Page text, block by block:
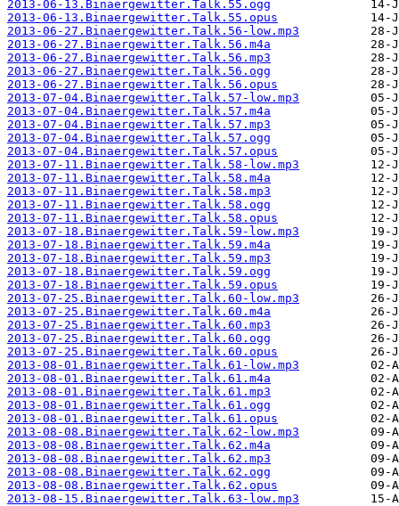
2013-06-13.Binaergewitter.Talk.55.ogg
2013-06-13.Binaergewitter.Talk.55.opus
2013-06-27.Binaergewitter.Talk.56-low.mp3
2013-06-27.Binaergewitter.Talk.56.m4a
2013-06-27.Binaergewitter.Talk.56.mp3
2013-06-27.Binaergewitter.Talk.56.ogg
2013-06-27.Binaergewitter.Talk.56.opus
2013-07-04.Binaergewitter.Talk.57-low.mp3
2013-07-04.Binaergewitter.Talk.57.m4a
2013-07-04.Binaergewitter.Talk.57.mp3
2013-07-04.Binaergewitter.Talk.57.ogg
2013-07-04.Binaergewitter.Talk.57.opus
2013-07-11.Binaergewitter.Talk.58-low.mp3
2013-07-11.Binaergewitter.Talk.58.m4a
2013-07-11.Binaergewitter.Talk.58.mp3
2013-07-11.Binaergewitter.Talk.58.ogg
2013-07-11.Binaergewitter.Talk.58.opus
2013-07-18.Binaergewitter.Talk.59-low.mp3
2013-07-18.Binaergewitter.Talk.59.m4a
2013-07-18.Binaergewitter.Talk.59.mp3
2013-07-18.Binaergewitter.Talk.59.ogg
2013-07-18.Binaergewitter.Talk.59.opus
2013-07-25.Binaergewitter.Talk.60-low.mp3
2013-07-25.Binaergewitter.Talk.60.m4a
2013-07-25.Binaergewitter.Talk.60.mp3
2013-07-25.Binaergewitter.Talk.60.ogg
2013-07-25.Binaergewitter.Talk.60.opus
2013-08-01.Binaergewitter.Talk.61-low.mp3
2013-08-01.Binaergewitter.Talk.61.m4a
2013-08-01.Binaergewitter.Talk.61.mp3
2013-08-01.Binaergewitter.Talk.61.ogg
2013-08-01.Binaergewitter.Talk.61.opus
2013-08-08.Binaergewitter.Talk.62-low.mp3
2013-08-08.Binaergewitter.Talk.62.m4a
2013-08-08.Binaergewitter.Talk.62.mp3
2013-08-08.Binaergewitter.Talk.62.ogg
2013-08-08.Binaergewitter.Talk.62.opus
2013-08-15.Binaergewitter.Talk.63-low.mp3